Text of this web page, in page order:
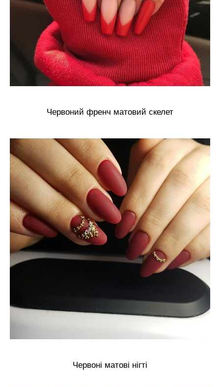
Червоний френч матовий скелет
Червоні матові нігті